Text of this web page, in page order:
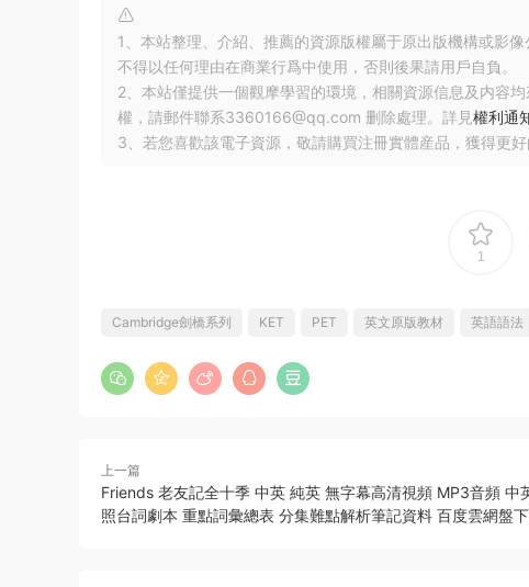
1、本站整理、介紹、推薦的資源版權屬于原出版機構或影
不得以任何理由在商業行爲中使用，否則後果請用戶自負。
2、本站僅提供一個觀摩學習的環境，相關資源信息及内容
權，請郵件聯系3360166@qq.com 删除處理。詳見權利通
3、若您喜歡該電子資源，敬請購買注冊實體産品，獲得更好
1
Cambridge劍橋系列 KET PET 英文原版教材 英語語法
上一篇
Friends 老友記全十季 中英 純英 無字幕高清視頻 MP3音頻 中
照台詞劇本 重點詞彙總表 分集難點解析筆記資料 百度雲網盤